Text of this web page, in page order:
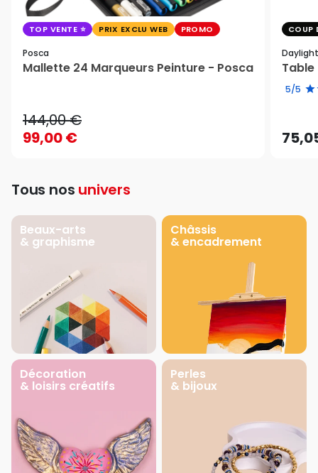
TOP VENTE PRIX EXCLU WEB PROMO
Posca
Mallette 24 Marqueurs Peinture - Posca
144,00 €
99,00 €
COUP
Daylight
Table
5/5
Tous nos univers
Beaux-arts
& graphisme
Châssis
& encadrement
Décoration
& loisirs créatifs
Perles
& bijoux